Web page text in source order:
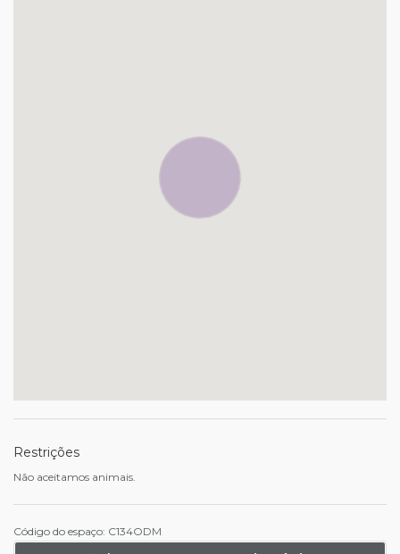
Restrições
Não aceitamos animais.
Código do espaço: C134ODM